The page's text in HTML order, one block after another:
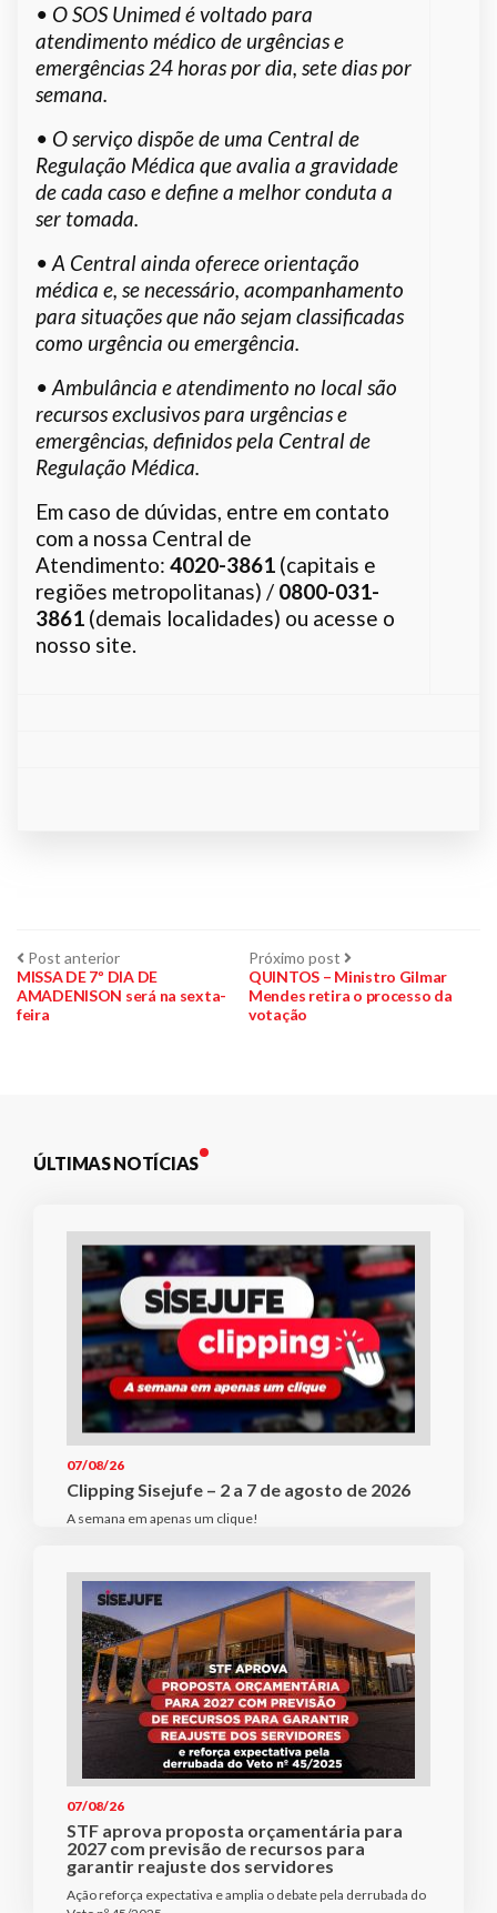
• O SOS Unimed é voltado para
atendimento médico de urgências e
emergências 24 horas por dia, sete dias por
semana.
• O serviço dispõe de uma Central de
Regulação Médica que avalia a gravidade
de cada caso e define a melhor conduta a
ser tomada.
• A Central ainda oferece orientação
médica e, se necessário, acompanhamento
para situações que não sejam classificadas
como urgência ou emergência.
• Ambulância e atendimento no local são
recursos exclusivos para urgências e
emergências, definidos pela Central de
Regulação Médica.
Em caso de dúvidas, entre em contato
com a nossa Central de
Atendimento: 4020-3861 (capitais e
regiões metropolitanas) / 0800-031-
3861 (demais localidades) ou acesse o
nosso site.
Navegação
de
Post anteriorPost
anterior:
MISSA DE 7º DIA DE
AMADENISON será na sexta-
feira
Próximo post Próximo
post:
QUINTOS – Ministro Gilmar
Mendes retira o processo da
votação
ÚLTIMAS NOTÍCIAS
07/08/26
Clipping Sisejufe – 2 a 7 de agosto de 2026
A semana em apenas um clique!
07/08/26
STF aprova proposta orçamentária para
2027 com previsão de recursos para
garantir reajuste dos servidores
Ação reforça expectativa e amplia o debate pela derrubada do